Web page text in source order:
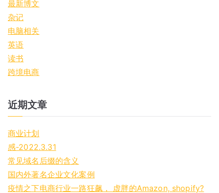
最新博文
杂记
电脑相关
英语
读书
跨境电商
近期文章
商业计划
感-2022.3.31
常见域名后缀的含义
国内外著名企业文化案例
疫情之下电商行业一路狂飙， 虚胖的Amazon, shopify?